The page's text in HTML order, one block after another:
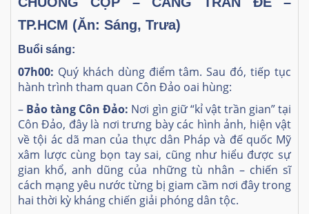
TP.HCM (Ăn: Sáng, Trưa)
Buổi sáng:
07h00: Quý khách dùng điểm tâm. Sau đó, tiếp tục
hành trình tham quan Côn Đảo oai hùng:
– Bảo tàng Côn Đảo: Nơi gìn giữ “kỉ vật trần gian” tại
Côn Đảo, đây là nơi trưng bày các hình ảnh, hiện vật
về tội ác dã man của thực dân Pháp và đế quốc Mỹ
xâm lược cùng bọn tay sai, cũng như hiểu được sự
gian khổ, anh dũng của những tù nhân – chiến sĩ
cách mạng yêu nước từng bị giam cầm nơi đây trong
hai thời kỳ kháng chiến giải phóng dân tộc.